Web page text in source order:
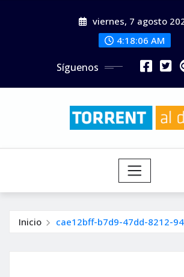
viernes, 7 agosto
4:18:07 AM
Síguenos
Inicio cae12bff-b7d9-47dd-8212-